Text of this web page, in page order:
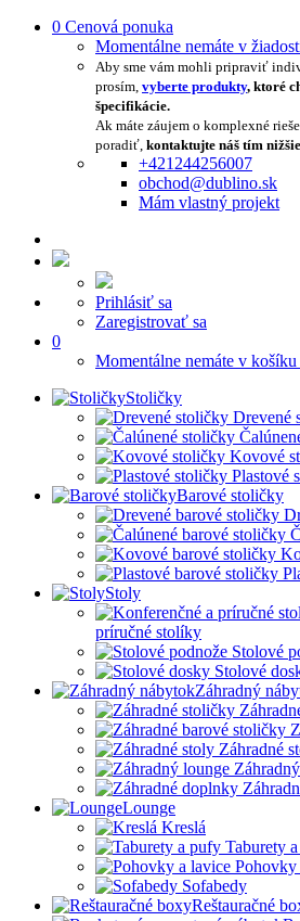
0 Cenová ponuka
Momentálne nemáte v
Aby sme vám mohli pripraviť
prosím, vyberte produkty, ktoré
špecifikácie.
Ak máte záujem o komplexné
poradiť, kontaktujte náš tím
+421244256007
obchod@dublino.sk
Mám vlastný projekt
Prihlásiť sa
Zaregistrovať sa
0
Momentálne nemáte v
Stoličky
Drevené
Kovové
Plastové
Barové stoličky
Stoly
príručné stolíky
Stolové
Stolové
Záhradný
Záhradné
Lounge
Kreslá
Taburety
Pohovky
Sofabedy
Reštauračné